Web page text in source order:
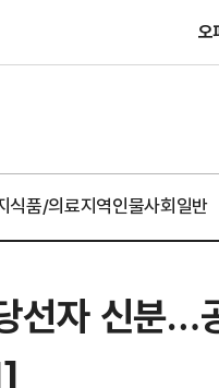
오
식품/의료지역인물사회일반
선자 신분…